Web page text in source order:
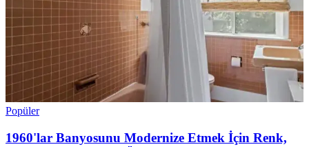
Popüler
1960'lar Banyosunu Modernize Etmek İçin Renk,